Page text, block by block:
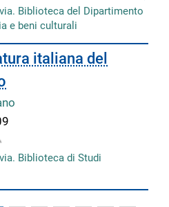
Biblioteca del Dipartimento
e beni culturali
italiana del
Biblioteca di Studi